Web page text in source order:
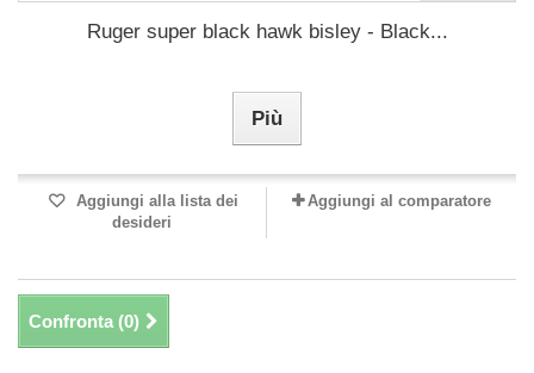
Ruger super black hawk bisley - Black...
Più
Aggiungi alla lista dei
desideri
Aggiungi al comparatore
Confronta (0)